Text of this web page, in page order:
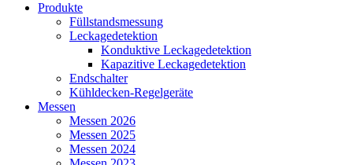
Produkte
Füllstandsmessung
Leckagedetektion
Konduktive Leckagedetektion
Kapazitive Leckagedetektion
Endschalter
Kühldecken-Regelgeräte
Messen
Messen 2026
Messen 2025
Messen 2024